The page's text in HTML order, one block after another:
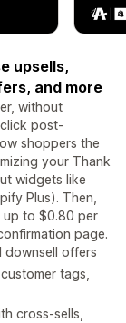
upsells,
and more
without
post-
shoppers the
your Thank
widgets like
Plus). Then,
up to $0.80 per
page.
downsell offers
tags,
cross-sells,